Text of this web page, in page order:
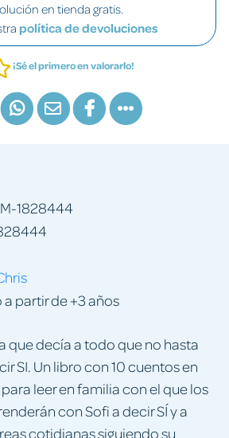
en tienda gratis.
política de devoluciones
¡Sé el primero en valorarlo!
que decía a todo que no hasta
SI. Un libro con 10 cuentos en
leer en familia con el que los
con Sofi a decir SÍ y a
cotidianas siguiendo su
1828444
partir de +3 años